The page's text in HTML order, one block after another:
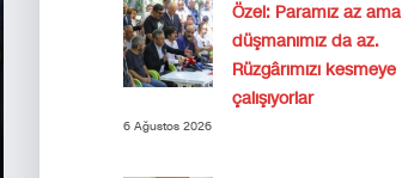
Özel: Paramız az ama
düşmanımız da az.
Rüzgârımızı kesmeye
çalışıyorlar
6 Ağustos 2026